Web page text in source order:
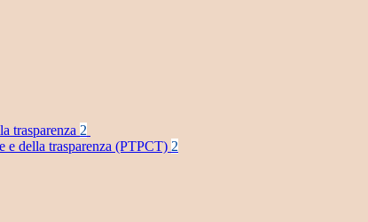
trasparenza 2
e della trasparenza (PTPCT) 2